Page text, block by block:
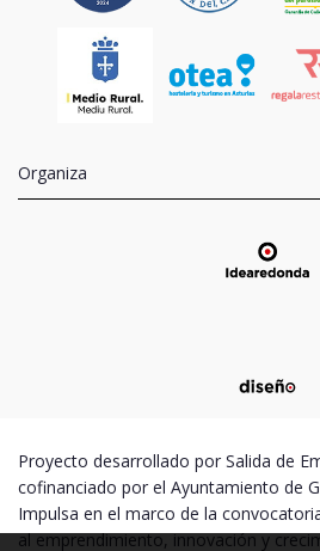
Organiza
Proyecto desarrollado por Salida de
cofinanciado por el Ayuntamiento de
Impulsa en el marco de la
al emprendimiento, innovación y